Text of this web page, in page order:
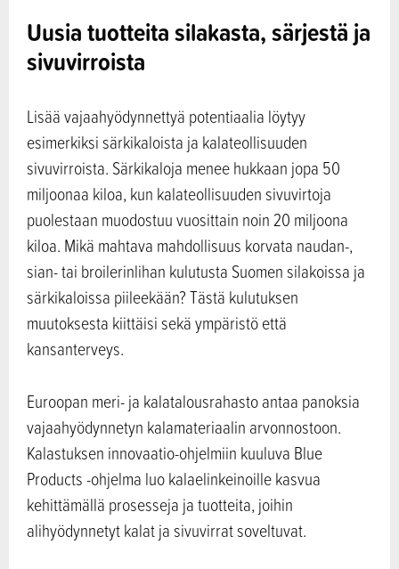
Uusia tuotteita silakasta, särjestä ja
sivuvirroista
Lisää vajaahyödynnettyä potentiaalia löytyy
esimerkiksi särkikaloista ja kalateollisuuden
sivuvirroista. Särkikaloja menee hukkaan jopa 50
miljoonaa kiloa, kun kalateollisuuden sivuvirtoja
puolestaan muodostuu vuosittain noin 20 miljoona
kiloa. Mikä mahtava mahdollisuus korvata naudan-,
sian- tai broilerinlihan kulutusta Suomen silakoissa ja
särkikaloissa piileekään? Tästä kulutuksen
muutoksesta kiittäisi sekä ympäristö että
kansanterveys.
Euroopan meri- ja kalatalousrahasto antaa panoksia
vajaahyödynnetyn kalamateriaalin arvonnostoon.
Kalastuksen innovaatio-ohjelmiin kuuluva Blue
Products -ohjelma luo kalaelinkeinoille kasvua
kehittämällä prosesseja ja tuotteita, joihin
alihyödynnetyt kalat ja sivuvirrat soveltuvat.